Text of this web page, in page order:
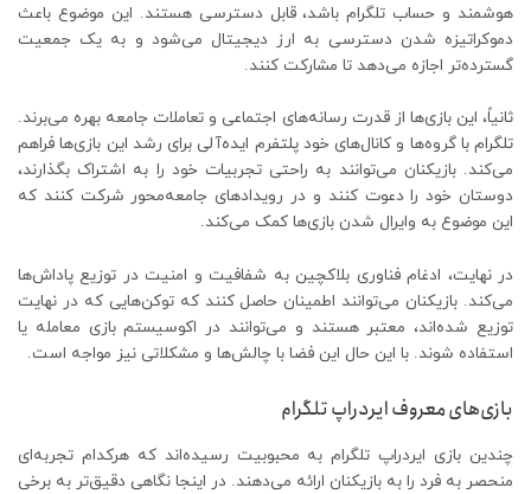
هوشمند و حساب تلگرام باشد، قابل دسترسی هستند. این موضوع باعث
دموکراتیزه شدن دسترسی به ارز دیجیتال می‌شود و به یک جمعیت
گسترده‌تر اجازه می‌دهد تا مشارکت کنند.
ثانیاً، این بازی‌ها از قدرت رسانه‌های اجتماعی و تعاملات جامعه بهره می‌برند.
تلگرام با گروه‌ها و کانال‌های خود پلتفرم ایده‌آلی برای رشد این بازی‌ها فراهم
می‌کند. بازیکنان می‌توانند به راحتی تجربیات خود را به اشتراک بگذارند،
دوستان خود را دعوت کنند و در رویدادهای جامعه‌محور شرکت کنند که
این موضوع به وایرال شدن بازی‌ها کمک می‌کند.
در نهایت، ادغام فناوری بلاکچین به شفافیت و امنیت در توزیع پاداش‌ها
می‌کند. بازیکنان می‌توانند اطمینان حاصل کنند که توکن‌هایی که در نهایت
توزیع شده‌اند، معتبر هستند و می‌توانند در اکوسیستم بازی معامله یا
استفاده شوند. با این حال این فضا با چالش‌ها و مشکلاتی نیز مواجه است.
بازی‌های معروف ایردراپ تلگرام
چندین بازی ایردراپ تلگرام به محبوبیت رسیده‌اند که هرکدام تجربه‌ای
منحصر به فرد را به بازیکنان ارائه می‌دهند. در اینجا نگاهی دقیق‌تر به برخی